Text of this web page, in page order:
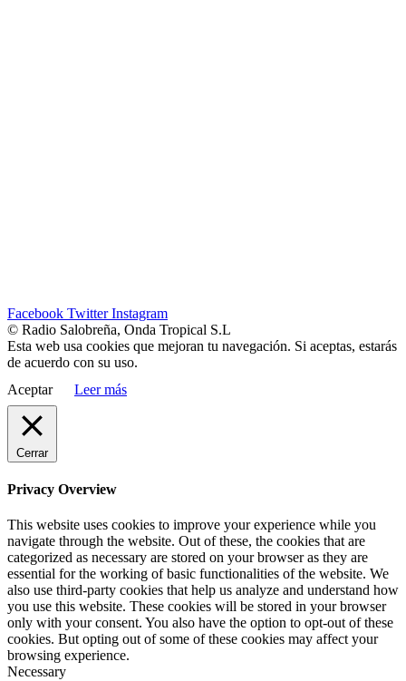
Facebook Twitter Instagram
© Radio Salobreña, Onda Tropical S.L
Esta web usa cookies que mejoran tu navegación. Si aceptas, estarás
de acuerdo con su uso.
Aceptar
Leer más
Cerrar
Privacy Overview
This website uses cookies to improve your experience while you
navigate through the website. Out of these, the cookies that are
categorized as necessary are stored on your browser as they are
essential for the working of basic functionalities of the website. We
also use third-party cookies that help us analyze and understand how
you use this website. These cookies will be stored in your browser
only with your consent. You also have the option to opt-out of these
cookies. But opting out of some of these cookies may affect your
browsing experience.
Necessary